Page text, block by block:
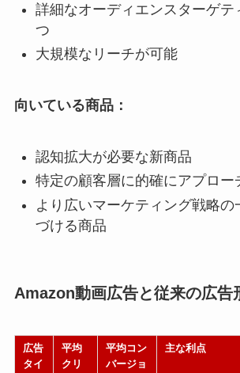
詳細なオーディエンスターゲテ
つ
大規模なリーチが可能
向いている商品：
認知拡大が必要な新商品
特定の顧客層に的確にアプロー
より広いマーケティング戦略の
づける商品
Amazon動画広告と従来の広告
広告
タイ
平均
クリ
平均コン
バージョ
主な利点